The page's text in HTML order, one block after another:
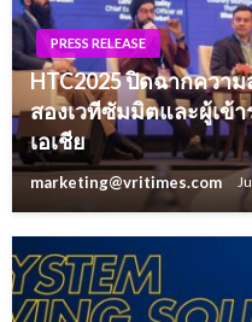
PRESS RELEASE
HTC2025 ปิดฉากควา
สองเวทีซัมมิตและผู้เข้
เอเชีย
marketing@vritimes.com